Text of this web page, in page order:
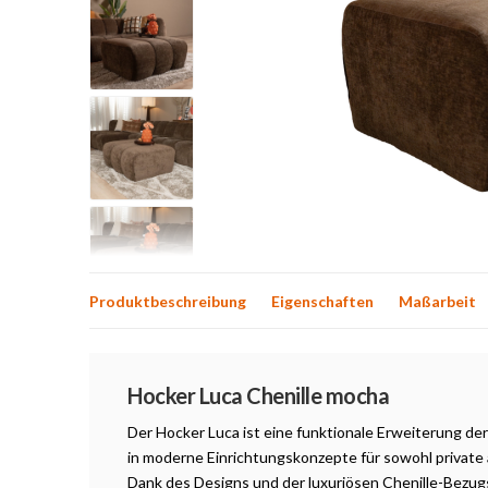
Produktbeschreibung Eigenschaften Maßarbeit
Hocker Luca Chenille mocha
Der Hocker Luca ist eine funktionale Erweiterung
in moderne Einrichtungskonzepte für sowohl
Dank des Designs und der luxuriösen Chenille-